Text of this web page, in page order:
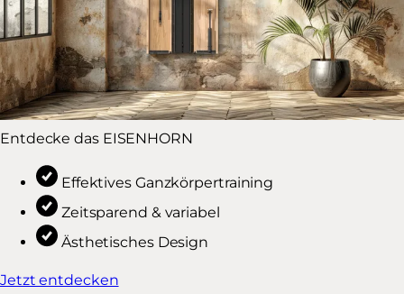
Entdecke das EISENHORN
Effektives Ganzkörpertraining
Zeitsparend & variabel
Ästhetisches Design
Jetzt entdecken